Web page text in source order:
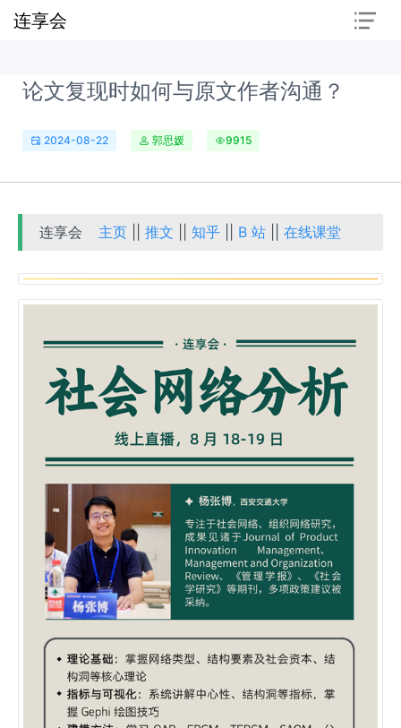
连享会
论文复现时如何与原文作者沟通？
2024-08-22 郭思媛 9915
连享会 主页 ||推文 ||知乎 B 站 ||在线课堂